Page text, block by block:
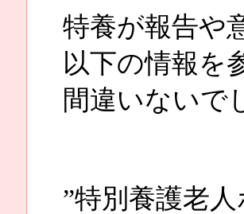
特養が報告や
以下の情報を
間違いないで
”特別養護老